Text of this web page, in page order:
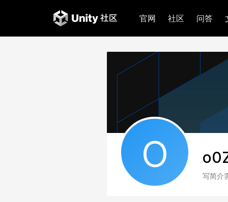
官网 社区 问答
O
写简介